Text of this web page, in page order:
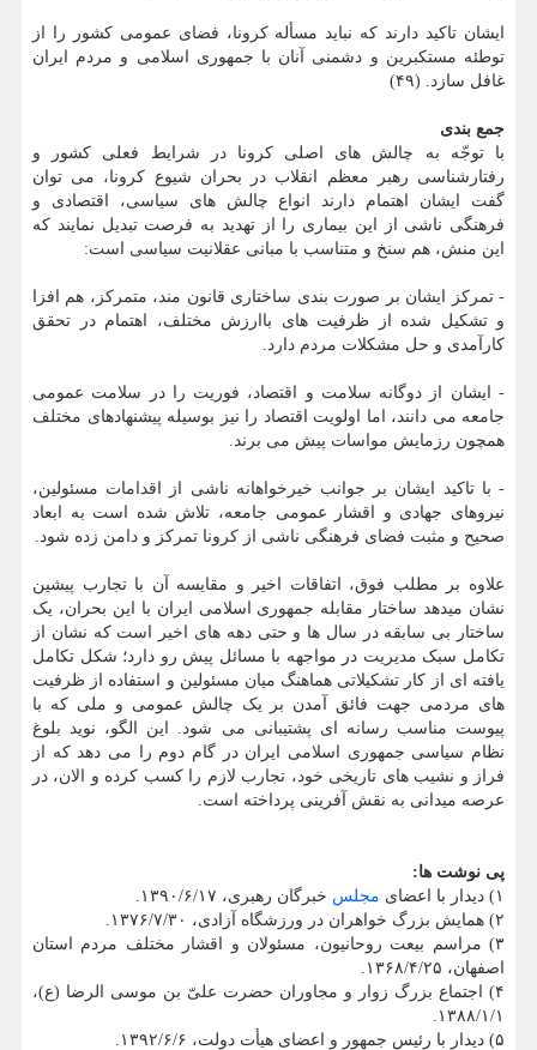
ایشان تاکید دارند که نباید مسأله کرونا، فضای عمومی کشور را از
توطئه مستکبرین و دشمنی آنان با جمهوری اسلامی و مردم ایران
غافل سازد. (۴۹)
جمع بندی
با توجّه به چالش های اصلی کرونا در شرایط فعلی کشور و
رفتارشناسی رهبر معظم انقلاب در بحران شیوع کرونا، می توان
گفت ایشان اهتمام دارند انواع چالش های سیاسی، اقتصادی و
فرهنگی ناشی از این بیماری را از تهدید به فرصت تبدیل نمایند که
این منش، هم سنخ و متناسب با مبانی عقلانیت سیاسی است:
- تمرکز ایشان بر صورت بندی ساختاری قانون مند، متمرکز، هم افزا
و تشکیل شده از ظرفیت های باارزش مختلف، اهتمام در تحقق
کارآمدی و حل مشکلات مردم دارد.
- ایشان از دوگانه سلامت و اقتصاد، فوریت را در سلامت عمومی
جامعه می دانند، اما اولویت اقتصاد را نیز بوسیله پیشنهادهای مختلف
همچون رزمایش مواسات پیش می برند.
- با تاکید ایشان بر جوانب خیرخواهانه ناشی از اقدامات مسئولین،
نیروهای جهادی و اقشار عمومی جامعه، تلاش شده است به ابعاد
صحیح و مثبت فضای فرهنگی ناشی از کرونا تمرکز و دامن زده شود.
علاوه بر مطلب فوق، اتفاقات اخیر و مقایسه آن با تجارب پیشین
نشان میدهد ساختار مقابله جمهوری اسلامی ایران با این بحران، یک
ساختار بی سابقه در سال ها و حتی دهه های اخیر است که نشان از
تکامل سبک مدیریت در مواجهه با مسائل پیش رو دارد؛ شکل تکامل
یافته ای از کار تشکیلاتی هماهنگ میان مسئولین و استفاده از ظرفیت
های مردمی جهت فائق آمدن بر یک چالش عمومی و ملی که با
پیوست مناسب رسانه ای پشتیبانی می شود. این الگو، نوید بلوغ
نظام سیاسی جمهوری اسلامی ایران در گام دوم را می دهد که از
فراز و نشیب های تاریخی خود، تجارب لازم را کسب کرده و الان، در
عرصه میدانی به نقش آفرینی پرداخته است.
پی نوشت ها:
۱) دیدار با اعضای
مجلس خبرگان رهبری، ۱۳۹۰/۶/۱۷.
۲) همایش بزرگ خواهران در ورزشگاه آزادی، ۱۳۷۶/۷/۳۰.
۳) مراسم بیعت روحانیون، مسئولان و اقشار مختلف مردم استان
اصفهان، ۱۳۶۸/۴/۲۵.
۴) اجتماع بزرگ زوار و مجاوران حضرت علیّ بن موسی الرضا (ع)،
۱۳۸۸/۱/۱.
۵) دیدار با رئیس جمهور و اعضای هیأت دولت، ۱۳۹۲/۶/۶.